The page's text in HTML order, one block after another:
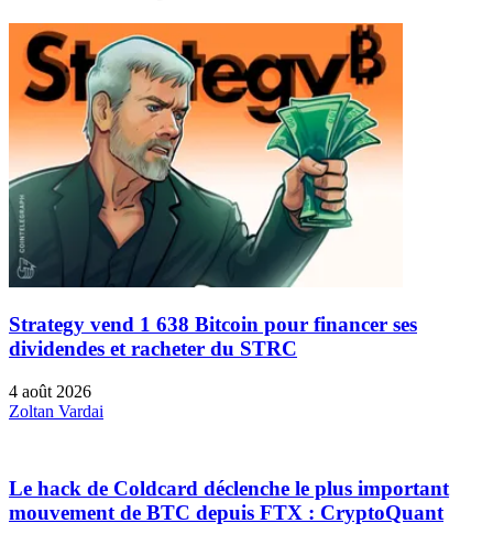
Strategy vend 1 638 Bitcoin pour financer ses
dividendes et racheter du STRC
4 août 2026
Zoltan Vardai
Le hack de Coldcard déclenche le plus important
mouvement de BTC depuis FTX : CryptoQuant